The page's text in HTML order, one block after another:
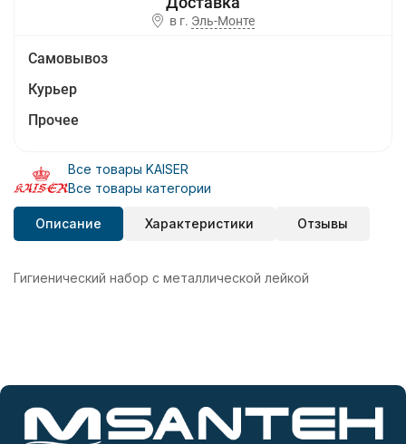
в г. Эль-Монте
Самовывоз
Курьер
Прочее
Все товары KAISER
Все товары категории
Описание Характеристики Отзывы
Гигиенический набор с металлической лейкой